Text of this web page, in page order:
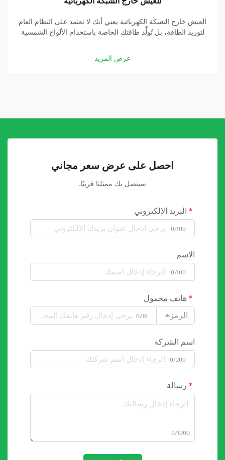
العيش خارج الشبكة الكهربائية يعني أنك لا تعتمد على النظام العام
لتوريد الطاقة، بل تُولِّد طاقتك الخاصة باستخدام الألواح الشمسية
أساسيًّا في هذه المنظومة. وبفضل بطارية جيدة، يمكنك تخزين
الطاقة التي تولِّدها الألواح الشمسية...
عرض المزيد
احصل على عرض سعر مجاني
سيتصل بك ممثلنا قريبًا.
البريد الإلكتروني
0/100
الاسم
0/100
هاتف محمول
الرمز
0/16
اسم الشركة
0/200
رسالة
0/1000